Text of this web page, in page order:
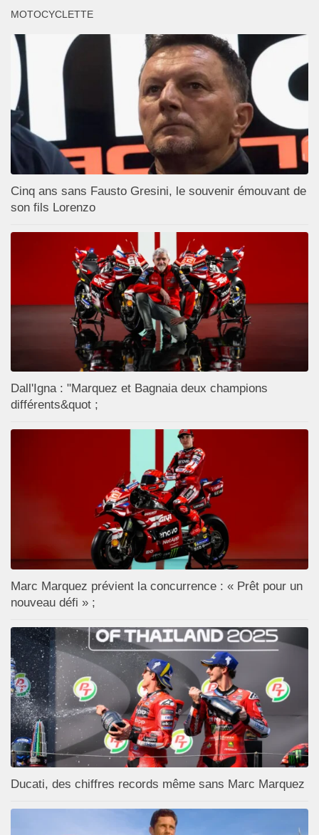
MOTOCYCLETTE
Cinq ans sans Fausto Gresini, le souvenir émouvant de
son fils Lorenzo
Dall'Igna : "Marquez et Bagnaia deux champions
différents&quot ;
Marc Marquez prévient la concurrence : « Prêt pour un
nouveau défi » ;
Ducati, des chiffres records même sans Marc Marquez